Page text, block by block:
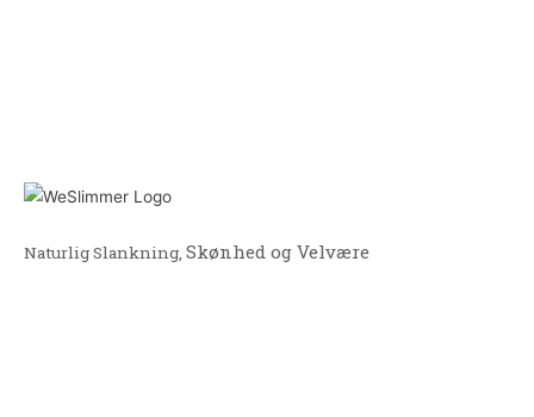
Naturlig Slankning, Skønhed og Velvære